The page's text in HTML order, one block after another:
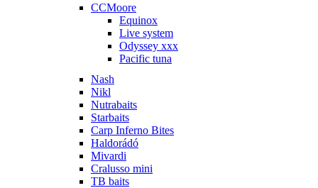
CCMoore
Equinox
Live system
Odyssey xxx
Pacific tuna
Nash
Nikl
Nutrabaits
Starbaits
Carp Inferno Bites
Haldorádó
Mivardi
Cralusso mini
TB baits